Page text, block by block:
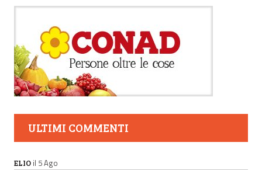
ULTIMI COMMENTI
ELIO il 5 Ago